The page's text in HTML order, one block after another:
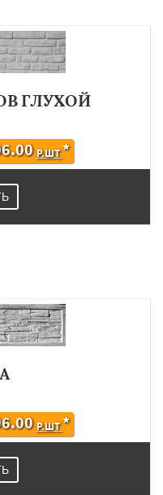
ГЛУХОЙ
Р.ШТ*
Р.ШТ*